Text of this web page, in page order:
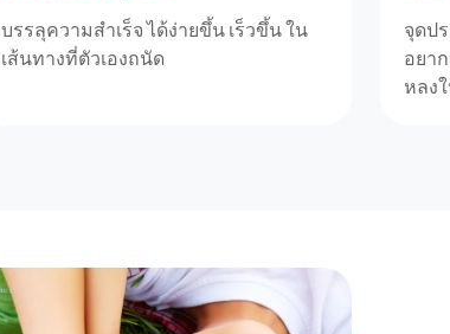
บรรลุความสำเร็จ ได้ง่ายขึ้น เร็วขึ้น ใน
เส้นทางที่ตัวเองถนัด
จุดป
อยา
หลง